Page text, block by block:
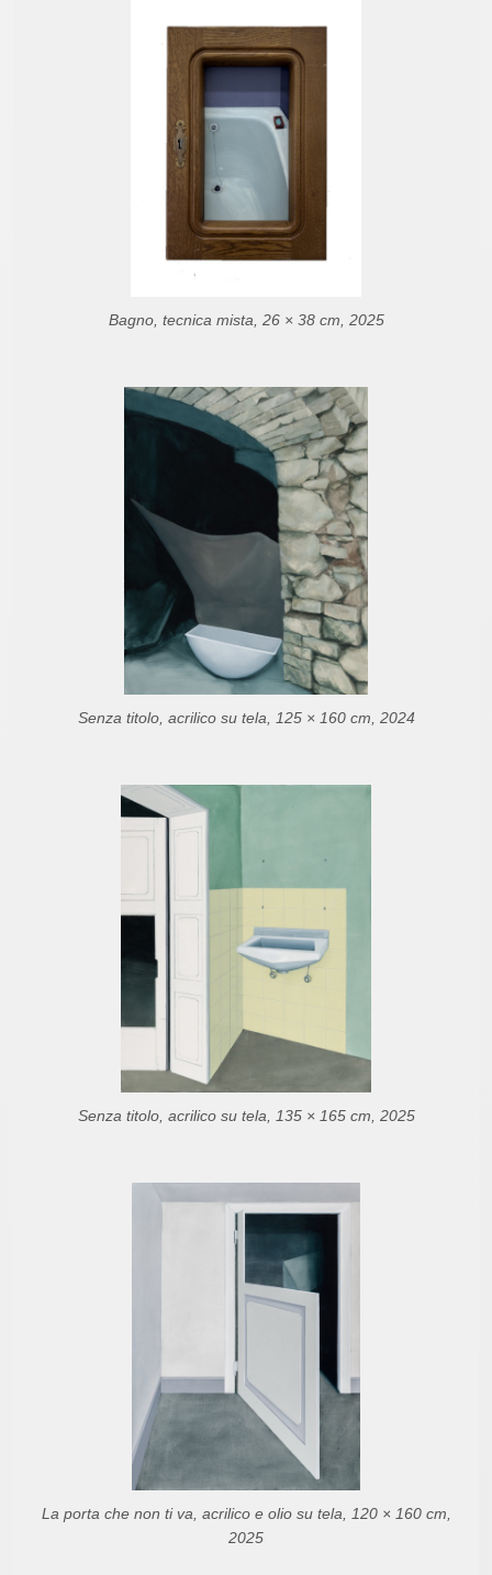
Bagno, tecnica mista, 26 × 38 cm, 2025
Senza titolo, acrilico su tela, 125 × 160 cm, 2024
Senza titolo, acrilico su tela, 135 × 165 cm, 2025
La porta che non ti va, acrilico e olio su tela, 120 × 160 cm,
2025